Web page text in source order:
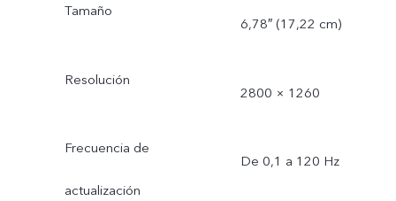
Tamaño
6,78″ (17,22 cm)
Resolución
2800 × 1260
Frecuencia de
actualización
De 0,1 a 120 Hz